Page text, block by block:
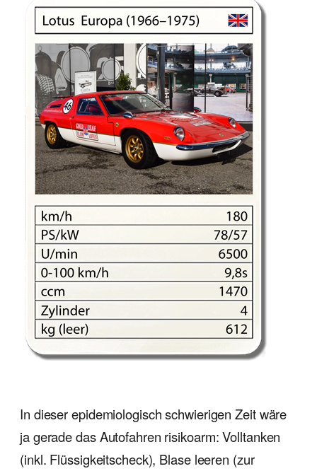
In dieser epidemiologisch schwierigen Zeit wäre
ja gerade das Autofahren risikoarm: Volltanken
(inkl. Flüssigkeitscheck), Blase leeren (zur